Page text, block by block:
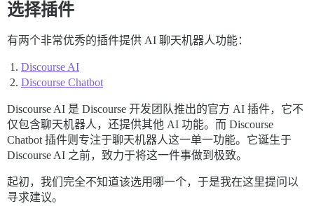
选择插件
有两个非常优秀的插件提供 AI 聊天机器人功能：
Discourse AI
Discourse Chatbot
Discourse AI 是 Discourse 开发团队推出的官方 AI 插件，它不
仅包含聊天机器人，还提供其他 AI 功能。而 Discourse
Chatbot 插件则专注于聊天机器人这一单一功能。它诞生于
Discourse AI 之前，致力于将这一件事做到极致。
起初，我们完全不知道该选用哪一个，于是我在这里提问以
寻求建议。